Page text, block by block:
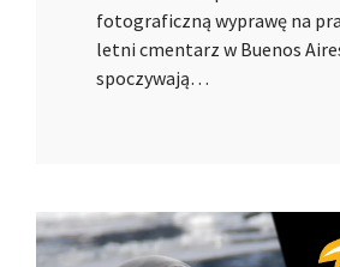
fotograficzną wyprawę na
letni cmentarz w Buenos
spoczywają…